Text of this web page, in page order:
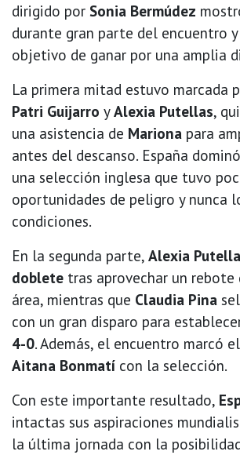
dirigido por Sonia Bermúdez
durante gran parte del encuentro
objetivo de ganar por una amplia
La primera mitad estuvo marcada
Patri Guijarro yAlexia Putellas,
una asistencia de Mariona para
antes del descanso. España
una selección inglesa que tuvo
oportunidades de peligro y nunca
condiciones.
En la segunda parte, Alexia
doblete tras aprovechar un
área, mientras que Claudia Pina
con un gran disparo para
4-0. Además, el encuentro marcó
Aitana Bonmatí con la selección.
Con este importante resultado,
intactas sus aspiraciones
la última jornada con la